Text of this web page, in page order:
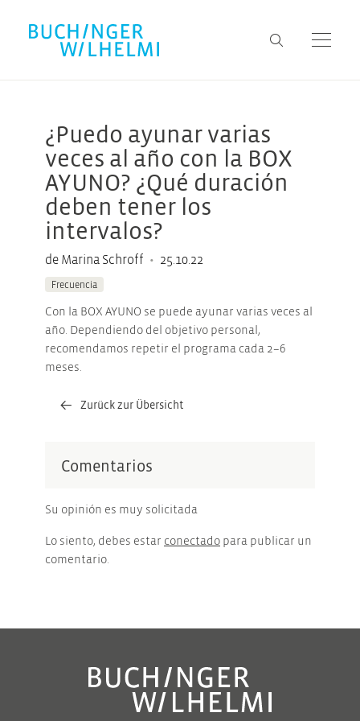
¿Puedo ayunar varias
veces al año con la BOX
AYUNO? ¿Qué duración
deben tener los
intervalos?
de Marina Schroff • 25.10.22
Frecuencia
Con la BOX AYUNO se puede ayunar varias veces al
año. Dependiendo del objetivo personal,
recomendamos repetir el programa cada 2–6
meses.
Zurück zur Übersicht
Comentarios
Su opinión es muy solicitada
Lo siento, debes estar conectado para publicar un
comentario.